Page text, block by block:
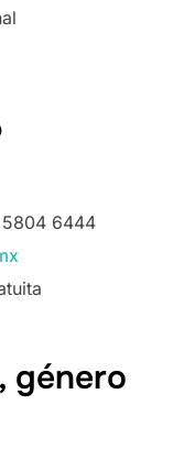
6444
género